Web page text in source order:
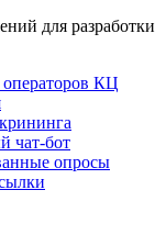
для разработки
КЦ
чат-бот
опросы